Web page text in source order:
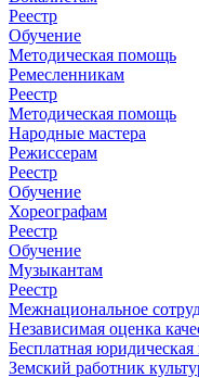
Реестр
Обучение
Методическая помощь
Ремесленникам
Реестр
Методическая помощь
Народные мастера
Режиссерам
Реестр
Обучение
Хореографам
Реестр
Обучение
Музыкантам
Реестр
Межнациональное
Независимая оценка
Бесплатная
Земский работник